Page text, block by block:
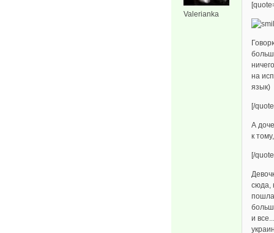
Valerianka
на
язык)
[/
А
к
[/
сюда,
и